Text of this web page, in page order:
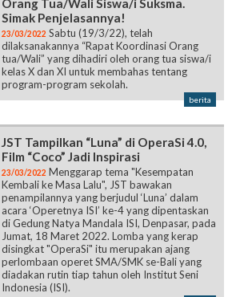
Orang Tua/Wali Siswa/i Suksma.
Simak Penjelasannya!
23/03/2022 Sabtu (19/3/22), telah
dilaksanakannya “Rapat Koordinasi Orang
tua/Wali” yang dihadiri oleh orang tua siswa/i
kelas X dan XI untuk membahas tentang
program-program sekolah.
berita
JST Tampilkan “Luna” di OperaSi 4.0,
Film “Coco” Jadi Inspirasi
23/03/2022 Menggarap tema "Kesempatan
Kembali ke Masa Lalu", JST bawakan
penampilannya yang berjudul ‘Luna’ dalam
acara ‘Operetnya ISI’ ke-4 yang dipentaskan
di Gedung Natya Mandala ISI, Denpasar, pada
Jumat, 18 Maret 2022. Lomba yang kerap
disingkat "OperaSi" itu merupakan ajang
perlombaan operet SMA/SMK se-Bali yang
diadakan rutin tiap tahun oleh Institut Seni
Indonesia (ISI).